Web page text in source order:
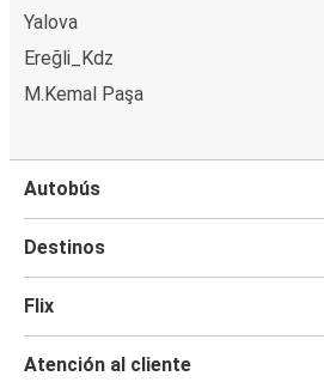
Yalova
Ereğli_Kdz
M.Kemal Paşa
Autobús
Destinos
Flix
Atención al cliente